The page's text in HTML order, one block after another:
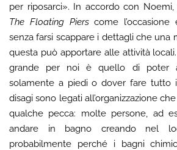
per riposarci». In accordo con
The Floating Pierscome l’occasione
senza farsi scappare i dettagli che una
questa può apportare alle attività
grande per noi è quello di poter
solamente a piedi o dover fare tutto
disagi sono legati all’organizzazione
qualche pecca: molte persone, ad
andare in bagno creando nel
probabilmente perché i bagni